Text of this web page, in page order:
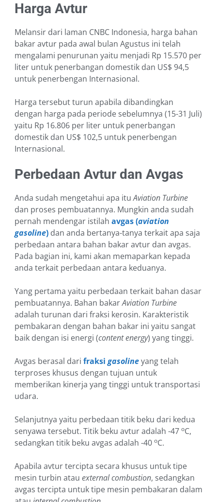
Harga Avtur
Melansir dari laman CNBC Indonesia, harga bahan
bakar avtur pada awal bulan Agustus ini telah
mengalami penurunan yaitu menjadi Rp 15.570 per
liter untuk penerbangan domestik dan US$ 94,5
untuk penerbengan Internasional.
Harga tersebut turun apabila dibandingkan
dengan harga pada periode sebelumnya (15-31 Juli)
yaitu Rp 16.806 per liter untuk penerbangan
domestik dan US$ 102,5 untuk penerbengan
Internasional.
Perbedaan Avtur dan Avgas
Anda sudah mengetahui apa ituAviation Turbine
dan proses pembuatannya. Mungkin anda sudah
pernah mendengar istilah avgas (aviation
gasoline) dan anda bertanya-tanya terkait apa saja
perbedaan antara bahan bakar avtur dan avgas.
Pada bagian ini, kami akan memaparkan kepada
anda terkait perbedaan antara keduanya.
Yang pertama yaitu perbedaan terkait bahan dasar
pembuatannya. Bahan bakarAviation Turbine
adalah turunan dari fraksi kerosin. Karakteristik
pembakaran dengan bahan bakar ini yaitu sangat
baik dengan isi energi (content energy) yang tinggi.
Avgas berasal dari fraksi gasolineyang telah
terproses khusus dengan tujuan untuk
memberikan kinerja yang tinggi untuk transportasi
udara.
Selanjutnya yaitu perbedaan titik beku dari kedua
senyawa tersebut. Titik beku avtur adalah -47 oC,
sedangkan titik beku avgas adalah -40 oC.
Apabila avtur tercipta secara khusus untuk tipe
mesin turbin atau external combustion, sedangkan
avgas tercipta untuk tipe mesin pembakaran dalam